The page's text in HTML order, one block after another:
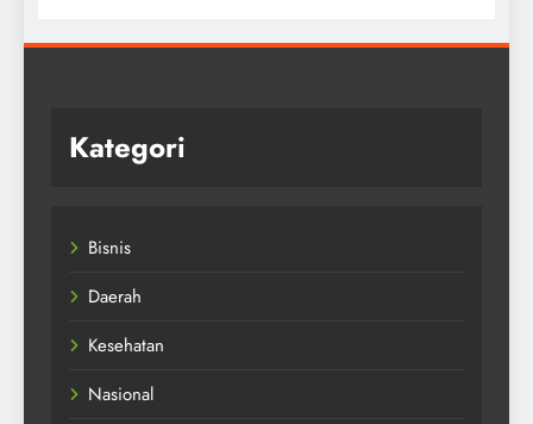
Kategori
Bisnis
Daerah
Kesehatan
Nasional